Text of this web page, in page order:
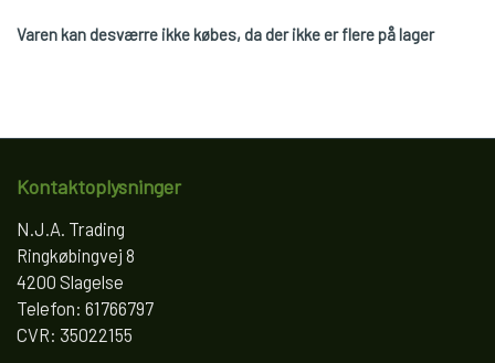
Varen kan desværre ikke købes, da der ikke er flere på lager
Kontaktoplysninger
N.J.A. Trading
Ringkøbingvej 8
4200 Slagelse
Telefon: 61766797
CVR: 35022155